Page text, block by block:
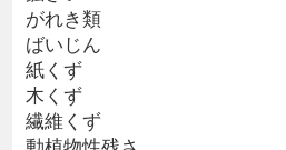
がれき類
ばいじん
紙くず
木くず
繊維くず